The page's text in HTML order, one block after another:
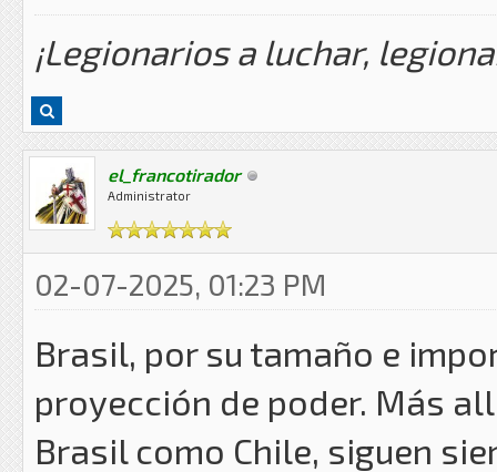
¡Legionarios a luchar,
el_francotirador
Administrator
02-07-2025, 01:23 PM
Brasil, por su tamaño e
proyección de poder. Más
Brasil como Chile, siguen